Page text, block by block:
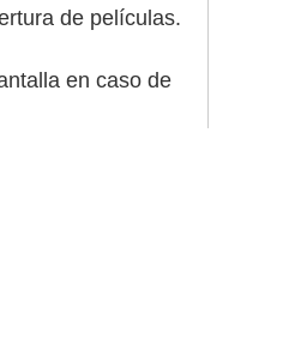
de películas.
en caso de